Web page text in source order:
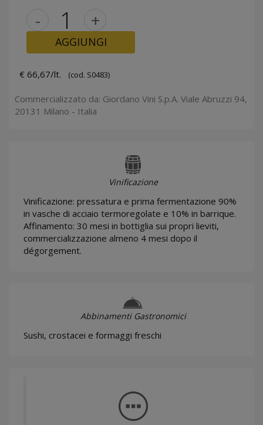
- +
AGGIUNGI
€ 66,67/lt. (cod. S0483)
Commercializzato da: Giordano Vini S.p.A. Viale Abruzzi 94,
20131 Milano - Italia
Vinificazione
Vinificazione: pressatura e prima fermentazione 90%
in vasche di acciaio termoregolate e 10% in barrique.
Affinamento: 30 mesi in bottiglia sui propri lieviti,
commercializzazione almeno 4 mesi dopo il
dégorgement.
Abbinamenti Gastronomici
Sushi, crostacei e formaggi freschi